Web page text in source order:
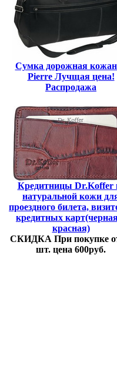
Сумка дорожная
Pierre Лучщая цена!
Распродажа
Кредитницы Dr.Koffer
натуральной кожи
проездного билета,
кредитных
красная)
СКИДКА При покупке
шт. цена 600руб.